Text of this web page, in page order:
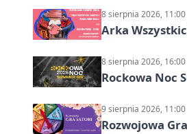
8 sierpnia 2026, 11:00
Arka
8 sierpnia 2026, 16:00
Rockowa Noc
9 sierpnia 2026, 11:00
Rozwojowa